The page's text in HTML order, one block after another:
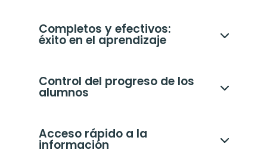
Completos y efectivos:
éxito en el aprendizaje
Control del progreso de los
alumnos
Acceso rápido a la
información